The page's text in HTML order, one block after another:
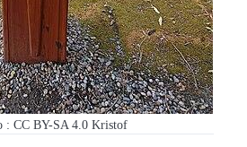
: CC BY-SA 4.0 Kristof